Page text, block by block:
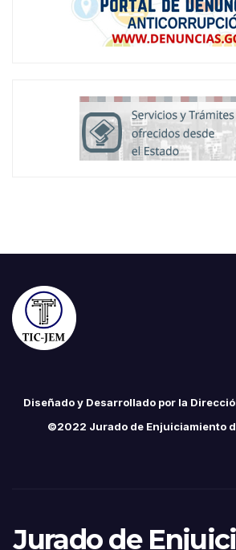
Diseñado y Desarrollado por la
©2022 Jurado de Enjuiciamiento
Jurado de